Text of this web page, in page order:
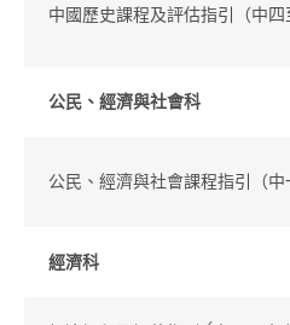
中國歷史課程及評估指引（中
公民、經濟與社會科
公民、經濟與社會課程指引（中
經濟科